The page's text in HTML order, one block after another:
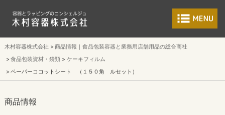
食品包装容器と
木村容器株式会社
商品情報｜食品包装容器と業務用店舗用品の総合商社
食品包装資材・袋類
ケーキフィルム
ペーパーココットシート （１５０角 ルセット）
商品情報